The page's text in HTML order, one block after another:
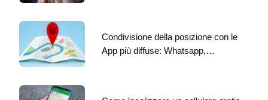
Condivisione della posizione con le
App più diffuse: Whatsapp,…